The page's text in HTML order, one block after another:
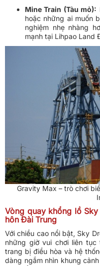
Mine Train (Tàu mỏ):
hoặc những ai muốn
nghiệm nhẹ nhàng
mạnh tại Lihpao Land
Gravity Max – trò chơi
Vòng quay khổng lồ
hôn Đài Trung
Với chiều cao nổi bật, Sky
những giờ vui chơi liên
trang bị điều hòa và hệ
dàng ngắm nhìn khung